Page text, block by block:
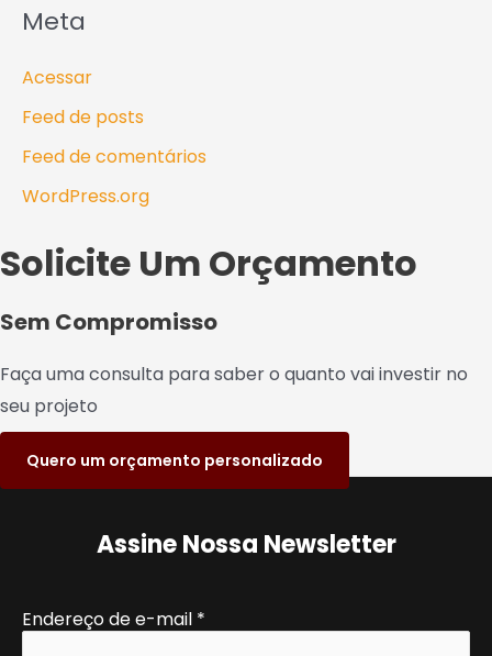
Meta
Acessar
Feed de posts
Feed de comentários
WordPress.org
Solicite Um Orçamento
Sem Compromisso
Faça uma consulta para saber o quanto vai investir no
seu projeto
Quero um orçamento personalizado
Assine Nossa Newsletter
Endereço de e-mail *